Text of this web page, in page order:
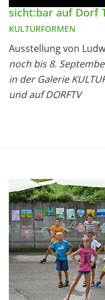
sicht:bar auf Dorf
KULTURFORMEN
Ausstellung von
noch bis 8.
in der Galerie
und auf DORFTV